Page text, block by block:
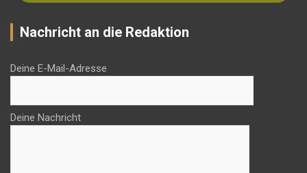
Nachricht an die Redaktion
Deine E-Mail-Adresse
Deine Nachricht